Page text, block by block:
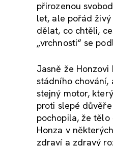
přirozenou
let, ale pořád
dělat, co chtěli,
„vrchnosti“ se
Jasně že
stádního chování,
stejný motor,
proti slepé
pochopila, že
Honza v
zdraví a zdravý